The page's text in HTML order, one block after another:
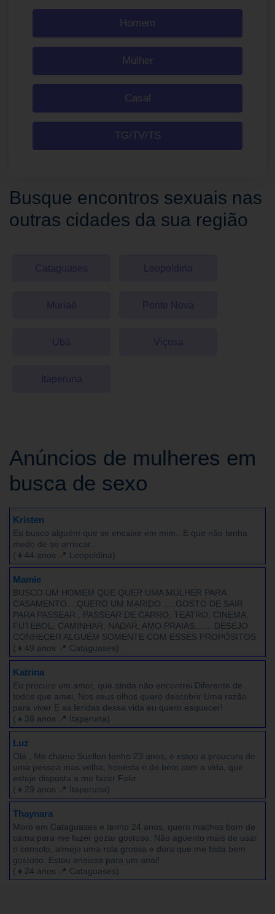
Homem
Mulher
Casal
TG/TV/TS
Busque encontros sexuais nas
outras cidades da sua região
Anúncios de mulheres em
busca de sexo
Kristen
Eu busco alguém que se encaixe em mim.. E que não tenha
medo de se arriscar..
(👧44 anos 📍 Leopoldina)
Mamie
BUSCO UM HOMEM QUE QUER UMA MULHER PARA
CASAMENTO....QUERO UM MARIDO .....GOSTO DE SAIR
PARA PASSEAR , PASSEAR DE CARRO, TEATRO, CINEMA,
FUTEBOL, CAMINHAR, NADAR, AMO PRAIAS........DESEJO
CONHECER ALGUÉM SOMENTE COM ESSES PROPÓSITOS
(👧49 anos 📍 Cataguases)
Katrina
Eu procuro um amor, que ainda não encontrei Diferente de
todos que amei, Nos seus olhos quero descobrir Uma razão
para viver E as feridas dessa vida eu quero esquecer!
(👧38 anos 📍 Itaperuna)
Luz
Olá , Me chamo Suellen tenho 23 anos, e estou a proucura de
uma pessoa mas velha, honesta e de bem com a vida, que
esteje disposta a me fazer Feliz.
(👧29 anos 📍 Itaperuna)
Thaynara
Moro em Cataguases e tenho 24 anos, quero machos bom de
cama para me fazer gozar gostoso. Não aguento mais de usar
o consolo, almejo uma rola grossa e dura que me foda bem
gostoso. Estou ansiosa para um anal!
(👧24 anos 📍 Cataguases)